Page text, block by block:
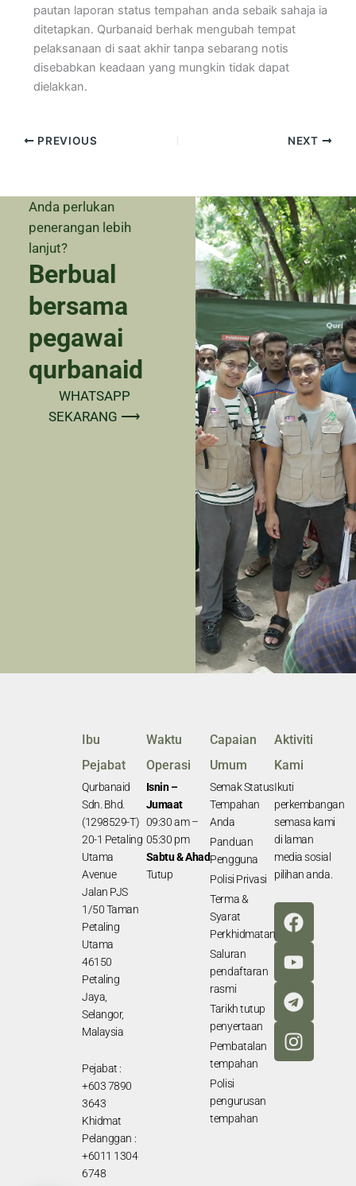
pautan laporan status tempahan anda sebaik sahaja ia
ditetapkan. Qurbanaid berhak mengubah tempat
pelaksanaan di saat akhir tanpa sebarang notis
disebabkan keadaan yang mungkin tidak dapat
dielakkan.
PREVIOUS NEXT
Anda perlukan
penerangan lebih
lanjut?
Berbual
bersama
pegawai
qurbanaid
WHATSAPP
SEKARANG ⟶
Ibu
Pejabat
Qurbanaid
Sdn. Bhd.
(1298529-T)
20-1 Petaling
Utama
Avenue
Jalan PJS
1/50 Taman
Petaling
Utama
46150
Petaling
Jaya,
Selangor,
Malaysia
Pejabat :
+603 7890
3643
Khidmat
Pelanggan :
+6011 1304
6748
Waktu
Operasi
Isnin –
Jumaat
09:30 am –
05:30 pm
Sabtu & Ahad
Tutup
Capaian
Umum
Semak Status
Tempahan
Anda
Panduan
Pengguna
Polisi Privasi
Terma &
Syarat
Perkhidmatan
Saluran
pendaftaran
rasmi
Tarikh tutup
penyertaan
Pembatalan
tempahan
Polisi
pengurusan
tempahan
Aktiviti
Kami
Ikuti
perkembangan
semasa kami
di laman
media sosial
pilihan anda.
F
a
c
e
b
o
o
k
Y
o
u
t
u
b
e
T
e
l
e
g
r
a
m
I
n
s
t
a
g
r
a